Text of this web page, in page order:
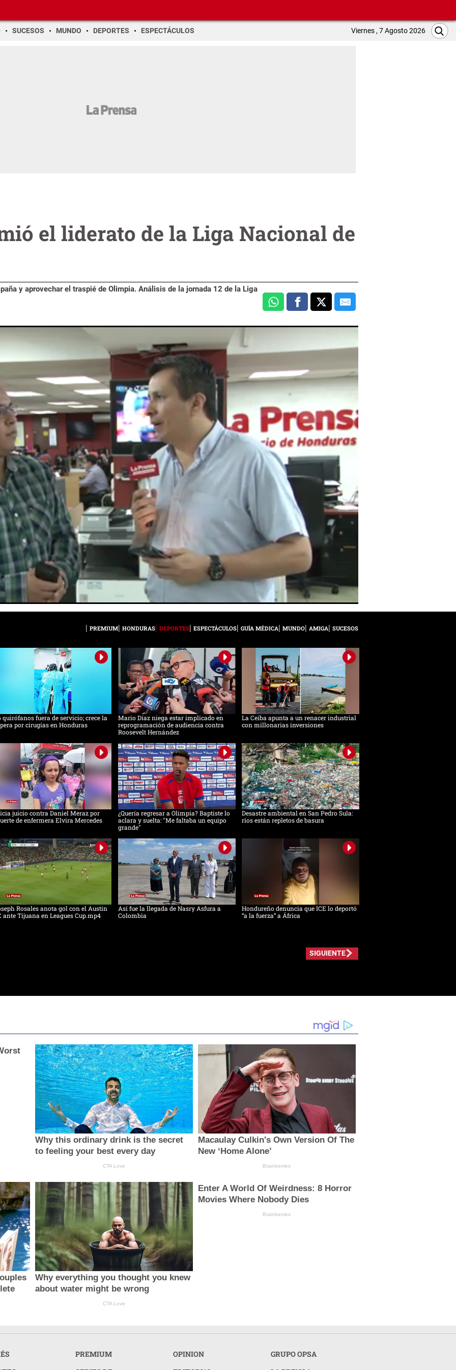
SUCESOS MUNDO DEPORTES ESPECTÁCULOS Viernes , 7 Agosto 2026
el liderato de la Liga Nacional de
y aprovechar el traspié de Olimpia. Análisis de la jornada 12 de la Liga
PREMIUM HONDURAS DEPORTES ESPECTÁCULOS GUÍA MÉDICA MUNDO AMIGA SUCESOS
quirófanos fuera de servicio; crece la
por cirugías en Honduras
Mario Díaz niega estar implicado en
reprogramación de audiencia contra
Roosevelt Hernández
La Ceiba apunta a un renacer industrial
con millonarias inversiones
juicio contra Daniel Meraz por
de enfermera Elvira Mercedes
¿Quería regresar a Olimpia? Baptiste lo
aclara y suelta: "Me faltaba un equipo
grande"
Desastre ambiental en San Pedro Sula:
ríos están repletos de basura
Rosales anota gol con el Austin
ante Tijuana en Leagues Cup.mp4
Así fue la llegada de Nasry Asfura a
Colombia
Hondureño denuncia que ICE lo deportó
“a la fuerza” a África
SIGUIENTE
Why this ordinary drink is the secret
to feeling your best every day
CTA Love
Macaulay Culkin's Own Version Of The
New ‘Home Alone’
Brainberries
Why everything you thought you knew
about water might be wrong
CTA Love
Enter A World Of Weirdness: 8 Horror
Movies Where Nobody Dies
Brainberries
PREMIUM
OPINION
GRUPO OPSA